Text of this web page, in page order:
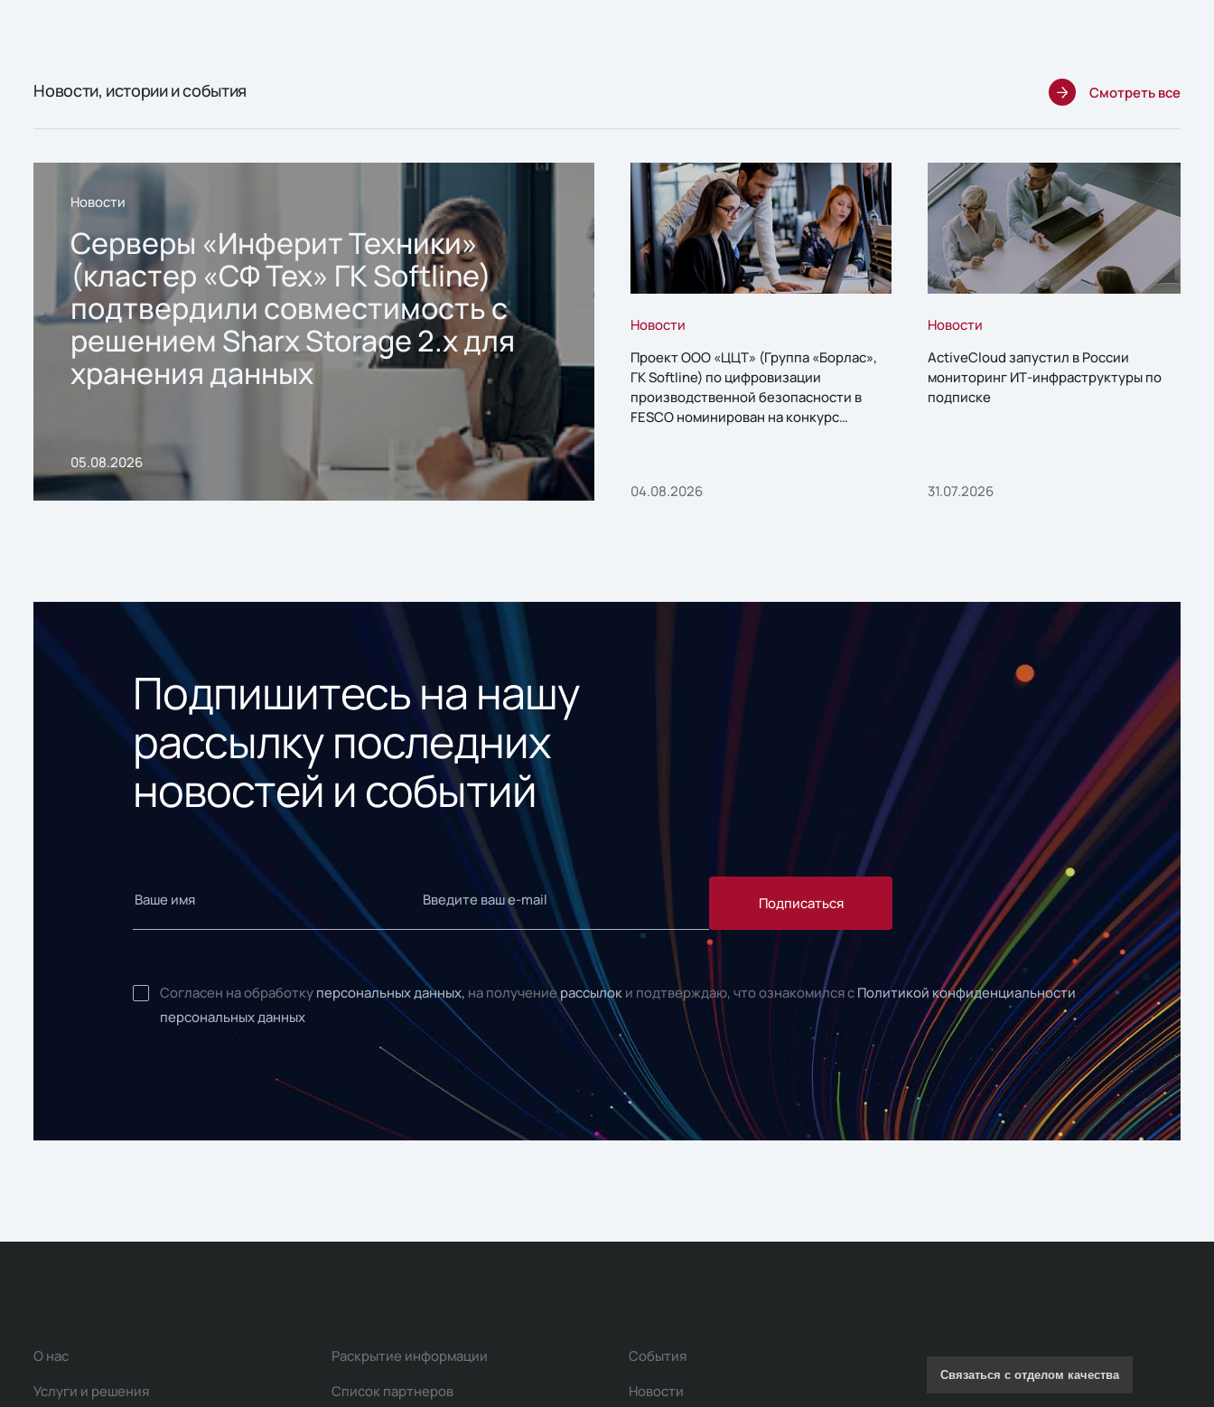
Новости, истории и события Смотреть все
Новости
Серверы «Инферит Техники»
(кластер «СФ Тех» ГК Softline)
подтвердили совместимость с
решением Sharx Storage 2.x для
хранения данных
05.08.2026
Новости
Проект ООО «ЦЦТ» (Группа «Борлас»,
ГК Softline) по цифровизации
производственной безопасности в
FESCO номинирован на конкурс
04.08.2026
Новости
ActiveCloud запустил в России
мониторинг ИТ-инфраструктуры по
подписке
31.07.2026
Подпишитесь на нашу
рассылку последних
новостей и событий
Подписаться
Согласен на обработку персональных данных, на получениерассылок и подтверждаю, что ознакомился с Политикой конфиденциальности
персональных данных
О нас
Услуги и решения
Раскрытие информации
Список партнеров
События
Новости
Связаться с отделом качества